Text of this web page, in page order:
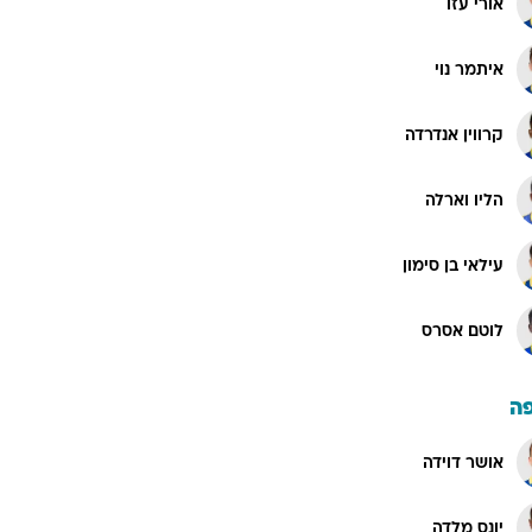
אורי עזו
איתמר נוי
קרווין אנדרדה
הליו וארלה
עילאי בן סימון
לוטם אסרס
אושר דוידה
יונס מלדה